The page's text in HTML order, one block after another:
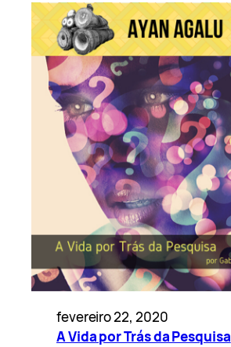
fevereiro 22, 2020
A Vida por Trás da Pesquisa